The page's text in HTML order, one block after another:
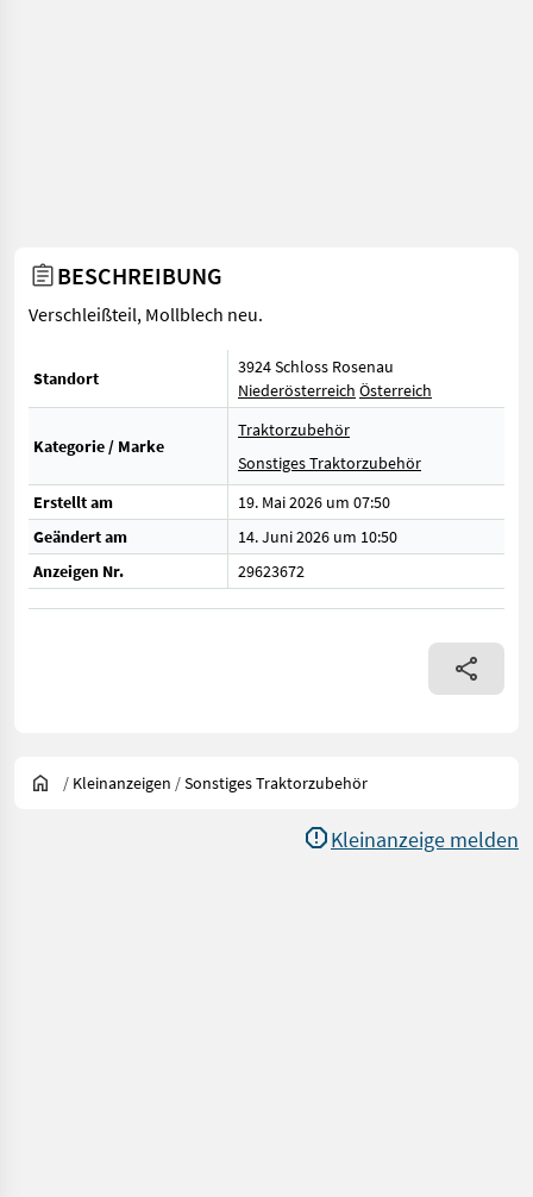
BESCHREIBUNG
Verschleißteil, Mollblech neu.
Standort
3924 Schloss Rosenau
Niederösterreich Österreich
Kategorie / Marke
Traktorzubehör
Sonstiges Traktorzubehör
Erstellt am
19. Mai 2026 um 07:50
Geändert am
14. Juni 2026 um 10:50
Anzeigen Nr.
29623672
/ Kleinanzeigen /Sonstiges Traktorzubehör
Kleinanzeige melden